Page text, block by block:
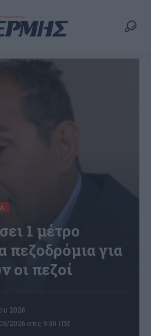
1 μέτρο
πεζοδρόμια για
οι πεζοί
2026 στις 9:30 ΠΜ
2026